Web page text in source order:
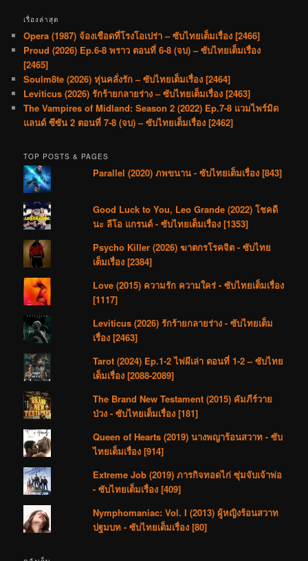
เรื่องล่าสุด
Opera (1987) จ้องเชือดที่โรงโอเปร่า – ซับไทยเต็มเรื่อง [2466]
Proud (2026) Ep.6-8 พราว ตอนที่ 6-8 (จบ) – ซับไทยเต็มเรื่อง
[2465]
Soulm8te (2026) หุ่นคลั่งรัก – ซับไทยเต็มเรื่อง [2464]
Leviticus (2026) รักร้ายกลายร่าง – ซับไทยเต็มเรื่อง [2463]
The Vampires of Midland: Season 2 (2022) Ep.7-8 แวมไพร์มิด
แลนด์ ซีซัน 2 ตอนที่ 7-8 (จบ) – ซับไทยเต็มเรื่อง [2462]
TOP POSTS & PAGES
Parallel (2020) ภพขนาน - ซับไทยเต็มเรื่อง [843]
Good Luck to You, Leo Grande (2022) โชคดี
นะ ลีโอ แกรนด์ - ซับไทยเต็มเรื่อง [1353]
Psycho Killer (2026) ฆาตกรโรคจิต - ซับไทย
เต็มเรื่อง [2384]
Love (2015) ความรัก ความใคร่ - ซับไทยเต็มเรื่อง
[1117]
Leviticus (2026) รักร้ายกลายร่าง - ซับไทยเต็ม
เรื่อง [2463]
Tarot (2024) Ep.1-2 ไพ่ผีเล่า ตอนที่ 1-2 – ซับไทย
เต็มเรื่อง [2088-2089]
The Brand New Testament (2015) คัมภีร์วาย
ป่วง - ซับไทยเต็มเรื่อง [181]
Queen of Hearts (2019) นางพญาร้อนสวาท - ซับ
ไทยเต็มเรื่อง [914]
Extreme Job (2019) ภารกิจทอดไก่ ซุ่มจับเจ้าพ่อ
- ซับไทยเต็มเรื่อง [409]
Nymphomaniac: Vol. I (2013) ผู้หญิงร้อนสวาท
ปฐมบท - ซับไทยเต็มเรื่อง [80]